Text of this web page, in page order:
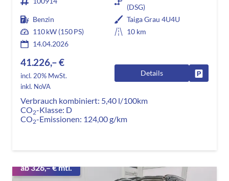
(DSG)
Benzin
Taiga Grau 4U4U
110 kW (150 PS)
10 km
14.04.2026
41.226,– €
incl. 20% MwSt.
inkl. NoVA
Details
Verbrauch kombiniert: 5,40 l/100km
CO2-Klasse: D
CO2-Emissionen: 124,00 g/km
ab 326,– € mtl.